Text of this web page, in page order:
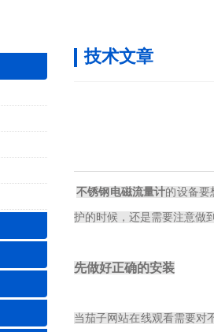
技术文章
不锈钢电磁流量计的设备要
护的时候，还是需要注意做
先做好正确的安装
当茄子网站在线观看需要对